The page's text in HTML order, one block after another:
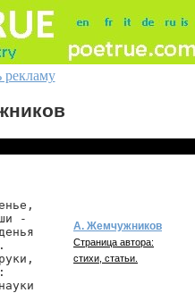
рекламу
-
А. Жемчужников
Страница автора:
стихи, статьи.